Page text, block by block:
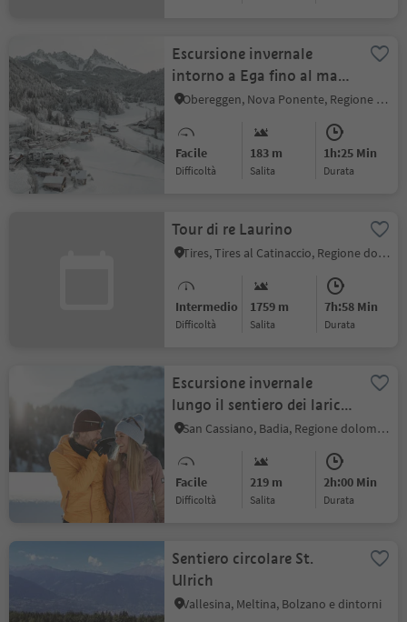
Escursione invernale
intorno a Ega fino al maso
Grott
Obereggen, Nova Ponente, Regione dolomitica Val d'Ega
Facile
Difficoltà
183 m
Salita
1h:25 Min
durata
Tour di re Laurino
Tires, Tires al Catinaccio, Regione dolomitica Alpe di Siusi
Intermedio
Difficoltà
1759 m
Salita
7h:58 Min
durata
Escursione invernale
lungo il sentiero dei larici
a San Cassiano
San Cassiano, Badia, Regione dolomitica Alta Badia
Facile
Difficoltà
219 m
Salita
2h:00 Min
durata
Sentiero circolare St.
Ulrich
Vallesina, Meltina, Bolzano e dintorni